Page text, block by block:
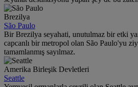
Brezilya
São Paulo
Bir Brezilya seyahati, unutulmaz bir etki
capcanlı bir metropol olan São Paulo'yu
tamamlanmış sayılmaz.
Amerika Birleşik Devletleri
Seattle